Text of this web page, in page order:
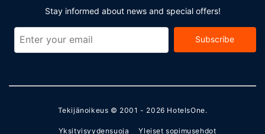
Stay informed about news and special offers!
Subscribe
Tekijänoikeus © 2001 - 2026 HotelsOne.
Yksityisyydensuoja Yleiset sopimusehdot